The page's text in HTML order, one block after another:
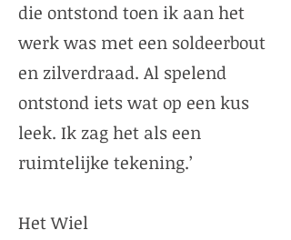
die ontstond toen ik aan het
werk was met een soldeerbout
en zilverdraad. Al spelend
ontstond iets wat op een kus
leek. Ik zag het als een
ruimtelijke tekening.’
Het Wiel